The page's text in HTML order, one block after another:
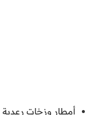
أمطار وزخات